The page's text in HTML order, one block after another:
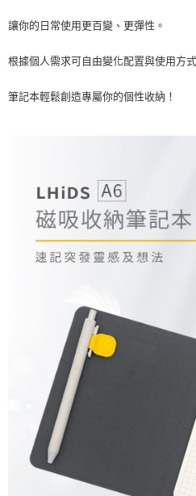
讓你的日常使用更百變、更彈性。
根據個人需求可自由變化配置與使用方
筆記本輕鬆創造專屬你的個性收納！